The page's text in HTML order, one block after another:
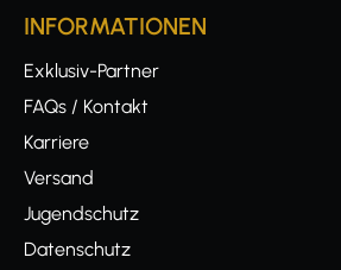
INFORMATIONEN
Exklusiv-Partner
FAQs / Kontakt
Karriere
Versand
Jugendschutz
Datenschutz